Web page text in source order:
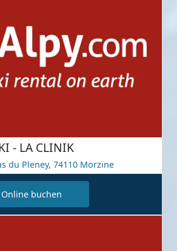
- LA CLINIK
du Pleney, 74110 Morzine
Online buchen